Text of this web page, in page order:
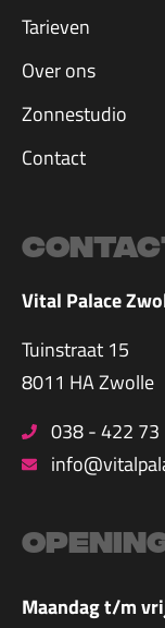
Tarieven
Over ons
Zonnestudio
Contact
Vital Palace
Tuinstraat 15
8011 HA Zwolle
038 - 422 73
Maandag t/m